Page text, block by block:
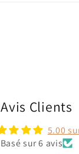
Avis Clients
5.00
Basé sur 6 avis